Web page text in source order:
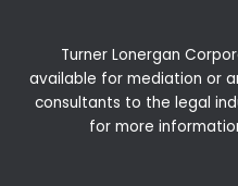
Turner Lonergan
available for mediation or
consultants to the legal
for more